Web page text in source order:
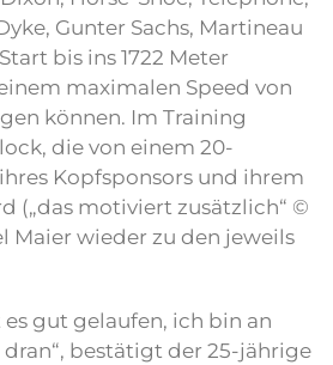
Gunter Sachs, Martineau
bis ins 1722 Meter
maximalen Speed von
können. Im Training
die von einem 20-
Kopfsponsors und ihrem
(„das motiviert zusätzlich“ ©
Maier wieder zu den jeweils
es gut gelaufen, ich bin an
bestätigt der 25-jährige